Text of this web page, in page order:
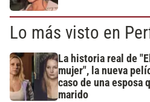
Lo más visto en
La historia real de
mujer", la nueva
caso de una esposa
marido